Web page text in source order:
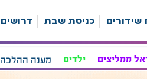
שידורים כניסת שבת דרושים
ממליצים ילדים מענה ההלכה